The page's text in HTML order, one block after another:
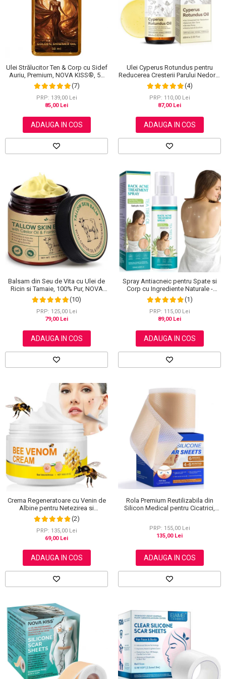
Scrub / Balsam de buze
Netestate pe Animale
Ulei Strălucitor Ten & Corp cu Sidef
Auriu, Premium, NOVA KISS®, 50
ml
(7)
PRP: 139,00 Lei
85,00 Lei
ADAUGA IN COS
Ulei Cyperus Rotundus pentru
Reducerea Cresterii Parului Nedorit,
100% Formula Naturala, NOVA
KISS®, 60 ml
(4)
PRP: 110,00 Lei
87,00 Lei
ADAUGA IN COS
Balsam din Seu de Vita cu Ulei de
Ricin si Tamaie, 100% Pur, NOVA
KISS®, 120 g(10)
PRP: 125,00 Lei
79,00 Lei
ADAUGA IN COS
Spray Antiacneic pentru Spate si
Corp cu Ingrediente Naturale -
Reduce Cosurile si Excesul de
Sebum, 120 ml
(1)
PRP: 115,00 Lei
89,00 Lei
ADAUGA IN COS
Crema Regeneratoare cu Venin de
Albine pentru Netezirea si
Reinoirea Pielii, 100 g
(2)
PRP: 135,00 Lei
69,00 Lei
ADAUGA IN COS
Rola Premium Reutilizabila din
Silicon Medical pentru Cicatrici,
PRP: 155,00 Lei
135,00 Lei
ADAUGA IN COS